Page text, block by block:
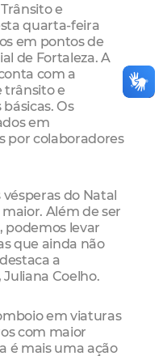
e
quarta-feira
em pontos de
de Fortaleza. A
com a
trânsito e
Os
em
por colaboradores
do Natal
Além de ser
podemos levar
que ainda não
a
Coelho.
em viaturas
com maior
é mais uma ação